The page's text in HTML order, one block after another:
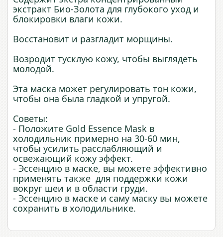
экстракт Био-Золота для глубокого уход и
блокировки влаги кожи.
Восстановит и разгладит морщины.
Возродит тусклую кожу, чтобы выглядеть
молодой.
Эта маска может регулировать тон кожи,
чтобы она была гладкой и упругой.
Советы:
- Положите Gold Essence Mask в
холодильник примерно на 30-60 мин,
чтобы усилить расслабляющий и
освежающий кожу эффект.
- Эссенцию в маске, вы можете эффективно
применять также для поддержки кожи
вокруг шеи и в области груди.
- Эссенцию в маске и саму маску вы можете
сохранить в холодильнике.